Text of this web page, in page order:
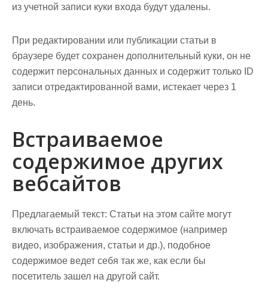
из учетной записи куки входа будут удалены.
При редактировании или публикации статьи в
браузере будет сохранен дополнительный куки, он не
содержит персональных данных и содержит только ID
записи отредактированной вами, истекает через 1
день.
Встраиваемое
содержимое других
вебсайтов
Предлагаемый текст: Статьи на этом сайте могут
включать встраиваемое содержимое (например
видео, изображения, статьи и др.), подобное
содержимое ведет себя так же, как если бы
посетитель зашел на другой сайт.